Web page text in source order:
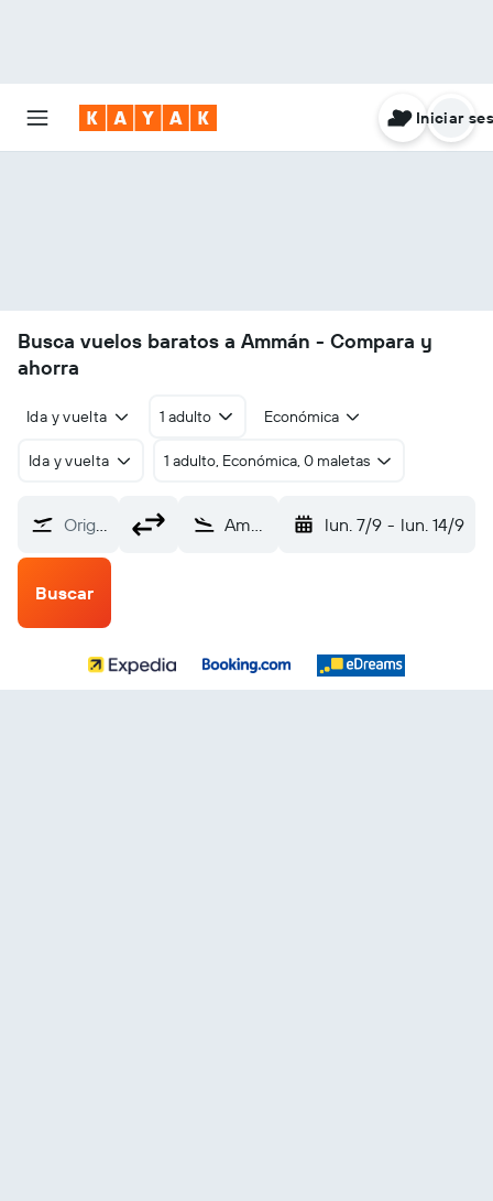
Iniciar
Busca vuelos baratos a Ammán - Compara y
ahorra
Ida y vuelta 1 adulto Económica
Ida y vuelta 1 adulto, Económica, 0 maletas
Origen Ammán Queen Alia (AMM) lun. 7/9 - lun. 14/9
Buscar